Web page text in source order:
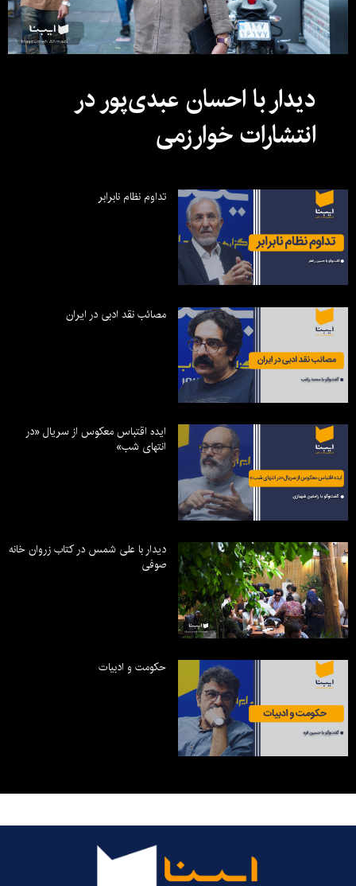
دیدار با احسان عبدی‌پور در
انتشارات خوارزمی
تداوم نظام نابرابر
مصائب نقد ادبی در ایران
ایده اقتباس معکوس از سریال «در
انتهای شب»
دیدار با علی شمس در کتاب زروان خانه
صوفی
حکومت و ادبیات